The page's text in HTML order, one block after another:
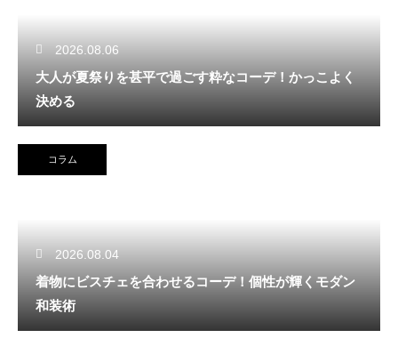
2026.08.06
大人が夏祭りを甚平で過ごす粋なコーデ！かっこよく
決める
コラム
2026.08.04
着物にビスチェを合わせるコーデ！個性が輝くモダン
和装術